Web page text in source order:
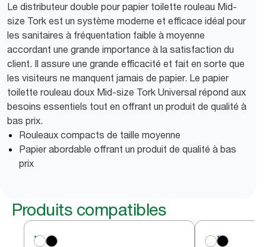
Le distributeur double pour papier toilette rouleau Mid-
size Tork est un système moderne et efficace idéal pour
les sanitaires à fréquentation faible à moyenne
accordant une grande importance à la satisfaction du
client. Il assure une grande efficacité et fait en sorte que
les visiteurs ne manquent jamais de papier. Le papier
toilette rouleau doux Mid-size Tork Universal répond aux
besoins essentiels tout en offrant un produit de qualité à
bas prix.
Rouleaux compacts de taille moyenne
Papier abordable offrant un produit de qualité à bas
prix
Produits compatibles